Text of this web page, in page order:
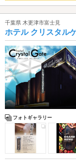
千葉県 木更津市富士見
ホテル クリスタル
フォトギャラリー